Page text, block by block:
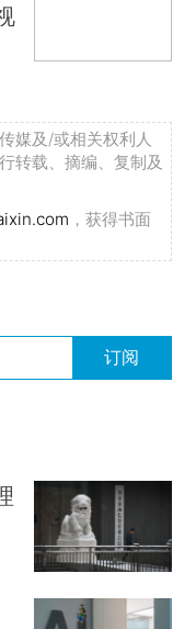
媒及/或相关权利人
转载、摘编、复制及
，获得书面
订阅